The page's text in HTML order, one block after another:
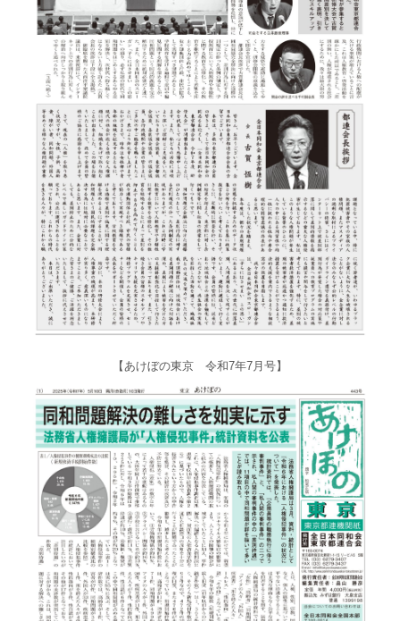
【あけぼの東京 令和7年7月号】